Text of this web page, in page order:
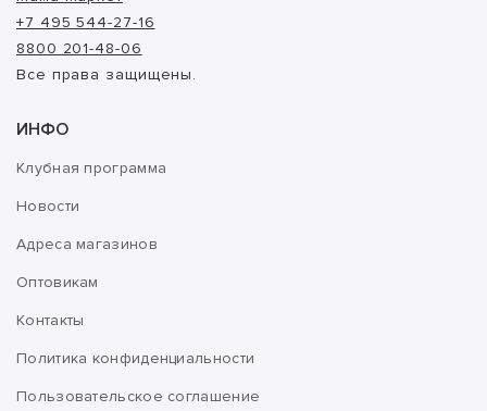
+7 495 544-27-16
8800 201-48-06
Все права защищены.
ИНФО
Клубная программа
Новости
Адреса магазинов
Оптовикам
Контакты
Политика конфиденциальности
Пользовательское соглашение